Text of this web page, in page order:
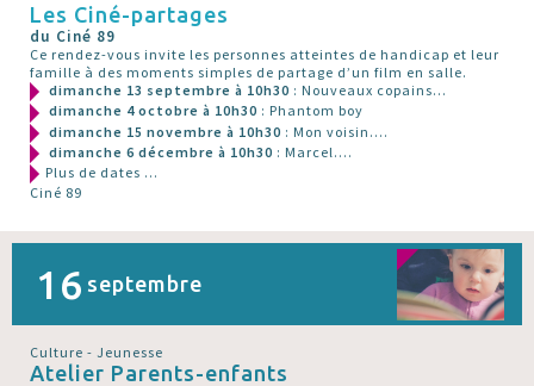
Les Ciné-partages
du Ciné 89
Ce rendez-vous invite les personnes atteintes de handicap et leur
famille à des moments simples de partage d’un film en salle.
dimanche 13 septembre à 10h30 : Nouveaux copains...
dimanche 4 octobre à 10h30 : Phantom boy
dimanche 15 novembre à 10h30 : Mon voisin....
dimanche 6 décembre à 10h30 : Marcel....
Plus de dates ...
Ciné 89
16 septembre
Culture - Jeunesse
Atelier Parents-enfants